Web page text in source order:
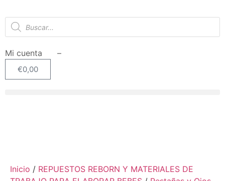
Mi cuenta –
€0,00
Inicio / REPUESTOS REBORN Y MATERIALES DE